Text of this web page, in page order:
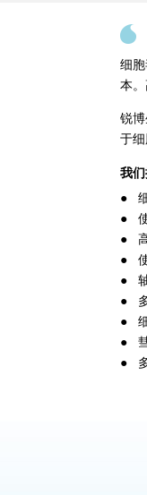
细
本
锐
于
我们
●
●
●
●
●
●
●
●
●